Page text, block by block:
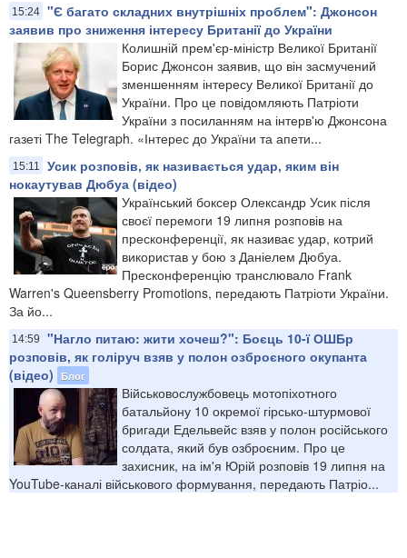
15:24 "Є багато складних внутрішніх проблем": Джонсон
заявив про зниження інтересу Британії до України
Колишній прем'єр-міністр Великої Британії
Борис Джонсон заявив, що він засмучений
зменшенням інтересу Великої Британії до
України. Про це повідомляють Патріоти
України з посиланням на інтерв'ю Джонсона
газеті The Telegraph. «Інтерес до України та апети...
15:11
Усик розповів, як називається удар, яким він
нокаутував Дюбуа (відео)
Український боксер Олександр Усик після
своєї перемоги 19 липня розповів на
пресконференції, як називає удар, котрий
використав у бою з Даніелем Дюбуа.
Пресконференцію транслювало Frank
Warren's Queensberry Promotions, передають Патріоти України.
За йо...
14:59
"Нагло питаю: жити хочеш?": Боєць 10-ї ОШБр
розповів, як голіруч взяв у полон озброєного окупанта
(відео)
Блог
Військовослужбовець мотопіхотного
батальйону 10 окремої гірсько-штурмової
бригади Едельвейс взяв у полон російського
солдата, який був озброєним. Про це
захисник, на ім'я Юрій розповів 19 липня на
YouTube-каналі військового формування, передають Патріо...